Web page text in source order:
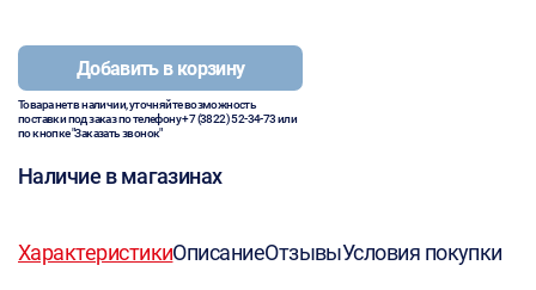
Добавить в корзину
Товара нет в наличии, уточняйте возможность
поставки под заказ по телефону+7 (3822) 52-34-73или
по кнопке "Заказать звонок"
Наличие в магазинах
ХарактеристикиОписаниеОтзывыУсловия покупки